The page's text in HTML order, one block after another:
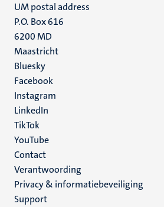
UM postal address
P.O. Box 616
6200 MD
Maastricht
Social
media
Bluesky
Facebook
Instagram
LinkedIn
TikTok
YouTube
Menu
footer
(NL)
Contact
Verantwoording
Privacy & informatiebeveiliging
Support